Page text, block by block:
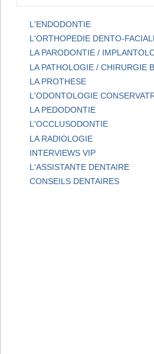
L'ENDODONTIE
L'ORTHOPEDIE DENTO-
LA PARODONTIE /
LA PATHOLOGIE / CHIRURGIE
LA PROTHESE
L'ODONTOLOGIE
LA PEDODONTIE
L'OCCLUSODONTIE
LA RADIOLOGIE
INTERVIEWS VIP
L'ASSISTANTE DENTAIRE
CONSEILS DENTAIRES